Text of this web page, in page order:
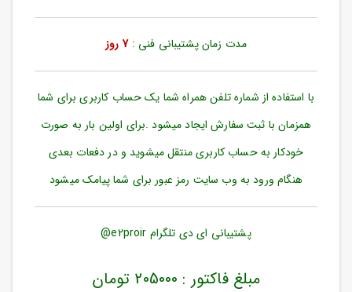
نام
مندی
ها
مدت زمان پشتیبانی فنی :7 روز
با استفاده از شماره تلفن همراه شما یک حساب کاربری برای شما
همزمان با ثبت سفارش ایجاد میشود .برای اولین بار به صورت
خودکار به حساب کاربری منتقل میشوید و در دفعات بعدی
هنگام ورود به وب سایت رمز عبور برای شما پیامک میشود
پشتیبانی ای دی تلگرام e2proir@
مبلغ فاکتور : 205000 تومان